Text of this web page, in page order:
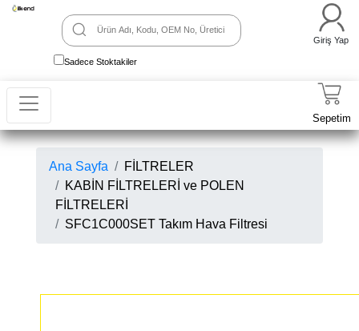
Sadece Stoktakiler
Giriş Yap
Sepetim
Ana Sayfa
FİLTRELER
KABİN FİLTRELERİ ve POLEN
FİLTRELERİ
SFC1C000SET Takım Hava Filtresi